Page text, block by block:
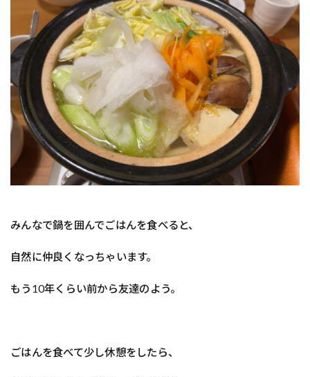
みんなで鍋を囲んでごはんを食べると、
自然に仲良くなっちゃいます。
もう10年くらい前から友達のよう。
ごはんを食べて少し休憩をしたら、